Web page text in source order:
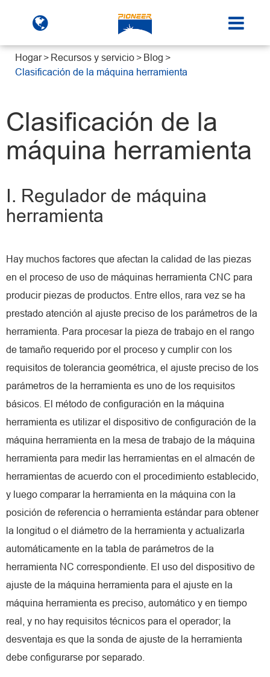
Hogar Recursos y servicio
Blog
Clasificación de la máquina herramienta
Clasificación de la
máquina herramienta
Ⅰ. Regulador de máquina
herramienta
Hay muchos factores que afectan la calidad de las piezas
en el proceso de uso de máquinas herramienta CNC para
producir piezas de productos. Entre ellos, rara vez se ha
prestado atención al ajuste preciso de los parámetros de la
herramienta. Para procesar la pieza de trabajo en el rango
de tamaño requerido por el proceso y cumplir con los
requisitos de tolerancia geométrica, el ajuste preciso de los
parámetros de la herramienta es uno de los requisitos
básicos. El método de configuración en la máquina
herramienta es utilizar el dispositivo de configuración de la
máquina herramienta en la mesa de trabajo de la máquina
herramienta para medir las herramientas en el almacén de
herramientas de acuerdo con el procedimiento establecido,
y luego comparar la herramienta en la máquina con la
posición de referencia o herramienta estándar para obtener
la longitud o el diámetro de la herramienta y actualizarla
automáticamente en la tabla de parámetros de la
herramienta NC correspondiente. El uso del dispositivo de
ajuste de la máquina herramienta para el ajuste en la
máquina herramienta es preciso, automático y en tiempo
real, y no hay requisitos técnicos para el operador; la
desventaja es que la sonda de ajuste de la herramienta
debe configurarse por separado.